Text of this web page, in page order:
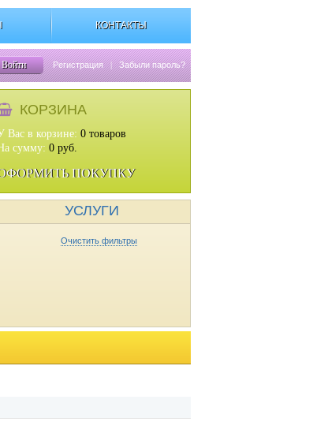
КОНТАКТЫ
Войти Регистрация | Забыли пароль?
КОРЗИНА
Вас в корзине: 0 товаров
сумму: 0 руб.
ПОКУПКУ
УСЛУГИ
Очистить фильтры